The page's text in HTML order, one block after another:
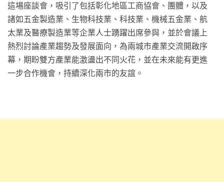
這場座談會，吸引了包括彰化地區工商協會、團體，以及
諸如五金製造業、生物科技業、科技業、機械五金業、航
太業及醫療製造業等企業人士踴躍出席參與，並於會議上
熱烈討論產業趨勢及發展面向，為兩城市產業交流開啟序
幕，期盼雙方產業能激盪出不同火花，並在未來能有更進
一步合作機會，持續深化兩市的友誼。